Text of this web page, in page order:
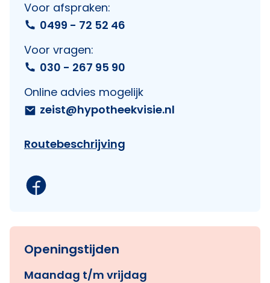
Voor afspraken:
0499 - 72 52 46
Voor vragen:
030 - 267 95 90
Online advies mogelijk
zeist@hypotheekvisie.nl
Routebeschrijving
Openingstijden
Maandag t/m vrijdag